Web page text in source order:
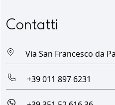
Contatti
Via San Francesco da
+39 011 897 6231